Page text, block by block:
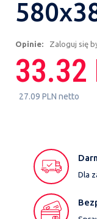
Opinie: Zaloguj się
33.32
27.09 PLN netto
Dla